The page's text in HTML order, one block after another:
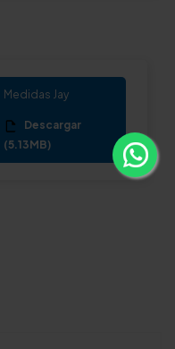
Medidas Jay
Descargar
(5.13MB)